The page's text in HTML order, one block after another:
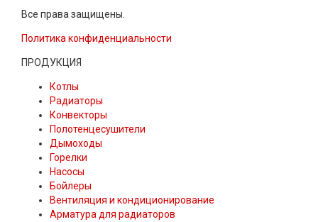
Все права защищены.
Политика конфиденциальности
ПРОДУКЦИЯ
Котлы
Радиаторы
Конвекторы
Полотенцесушители
Дымоходы
Горелки
Насосы
Бойлеры
Вентиляция и кондиционирование
Арматура для радиаторов